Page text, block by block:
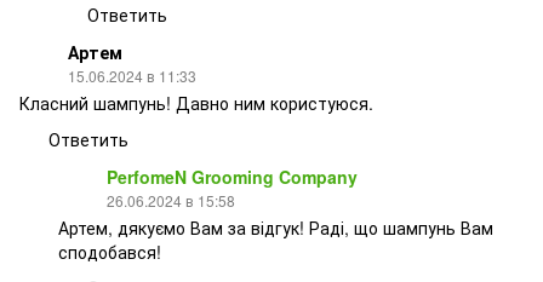
Ответить
Артем
15.06.2024 в 11:33
Класний шампунь! Давно ним користуюся.
Ответить
PerfomeN Grooming Company
26.06.2024 в 15:58
Артем, дякуємо Вам за відгук! Раді, що шампунь Вам
сподобався!